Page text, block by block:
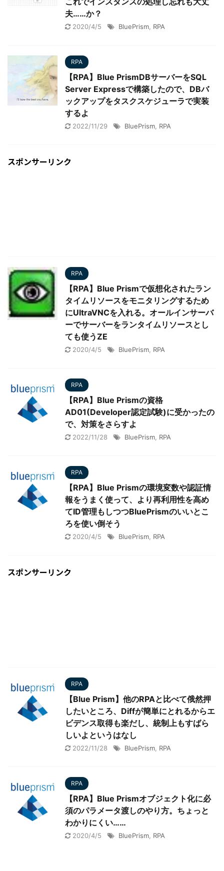
夫……か？
2020/4/5 BluePrism RPA
RPA
【RPA】Blue PrismDBサーバーをSQL
Server Expressで構築したので、DBバ
ックアップをタスクスケジューラで実装
するよ
2022/11/29 BluePrism RPA
スポンサーリンク
RPA
【RPA】Blue Prismで仮想化されたラン
タイムリソースをモニタリングするため
にUltraVNCを入れる。オールインサーバ
ーでサーバーをランタイムリソースとし
ても使うZE
2020/4/5 BluePrism RPA
RPA
【RPA】Blue Prismの資格
AD01(Developer認定試験)に受かったの
で、対策をさらすよ
2022/11/28 BluePrism RPA
RPA
【RPA】Blue Prismの環境変数や認証情
報をうまく使って、より再利用性を高め
てID管理もしつつBluePrismのいいとこ
ろを使い倒そう
2020/4/5 BluePrism RPA
スポンサーリンク
RPA
【Blue Prism】他のRPAと比べて俄然押
したいところ、Diffが簡単にとれるからエ
ビデンス取得も楽だし、統制上もすばら
しいよというはなし
2022/11/28 BluePrism RPA
RPA
【RPA】Blue Prismオブジェクト化に必
須のパラメータ渡しのやり方。ちょっと
わかりにくい……
2020/4/5 BluePrism RPA